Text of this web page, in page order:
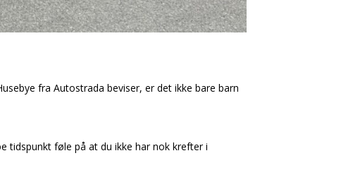
fra Autostrada beviser, er det ikke bare barn
tidspunkt føle på at du ikke har nok krefter i